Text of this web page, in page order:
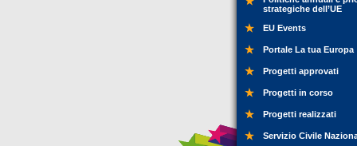
strategiche dell’UE
EU Events
Portale La tua Europa
Progetti approvati
Progetti in corso
Progetti realizzati
Servizio Civile